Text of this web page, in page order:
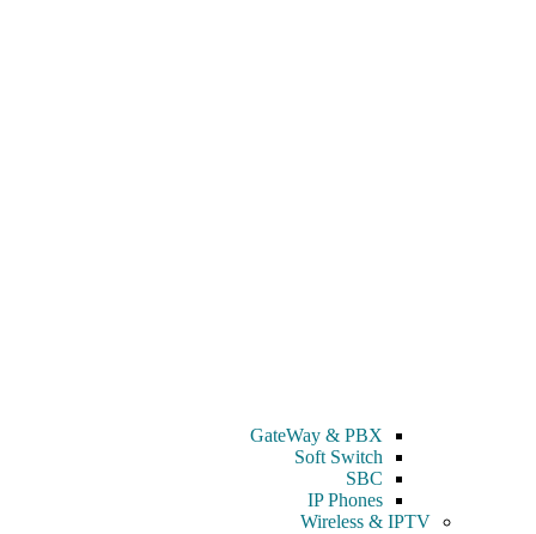
GateWay & PBX
Soft Switch
SBC
IP Phones
Wireless & IPTV